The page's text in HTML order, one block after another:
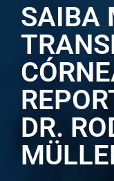
SAIBA
DR.